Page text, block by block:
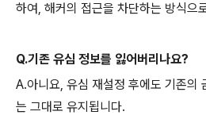
하여, 해커의 접근을 차단하는 방식으
Q.기존 유심 정보를 잃어버리나요?
A.아니요, 유심 재설정 후에도 기존의
는 그대로 유지됩니다.